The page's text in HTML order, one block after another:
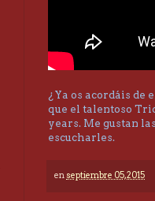
¿Ya os acordáis de
que el talentoso
years. Me gustan
escucharles.
enseptiembre 05, 2015